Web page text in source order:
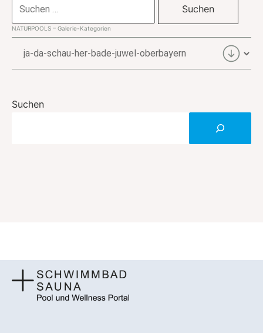
NATURPOOLS – Galerie-Kategorien
Suchen